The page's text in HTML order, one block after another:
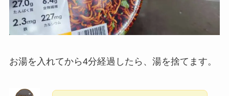
お湯を入れてから4分経過したら、湯を捨てます。